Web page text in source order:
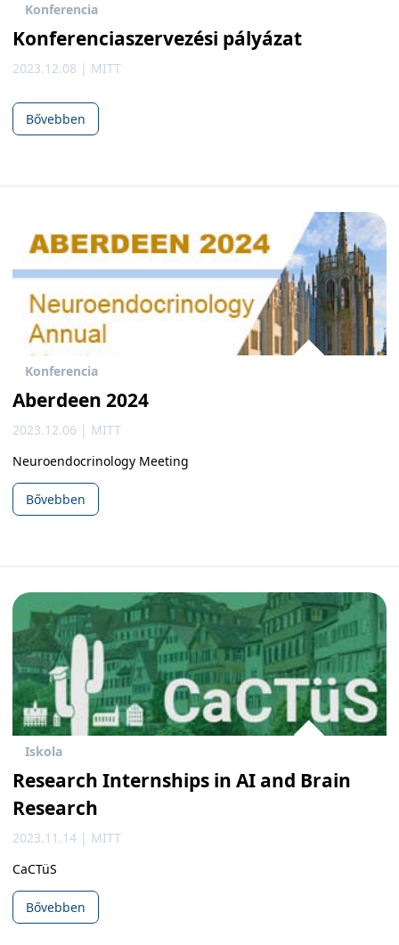
Konferencia
Konferenciaszervezési pályázat
2023.12.08 | MITT
Bővebben
Konferencia
Aberdeen 2024
2023.12.06 | MITT
Neuroendocrinology Meeting
Bővebben
Iskola
Research Internships in AI and Brain
Research
2023.11.14 | MITT
CaCTüS
Bővebben